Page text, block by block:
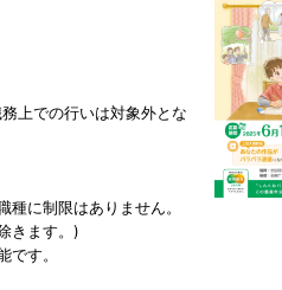
上での行いは対象外とな
に制限はありません。
きます。)
す。